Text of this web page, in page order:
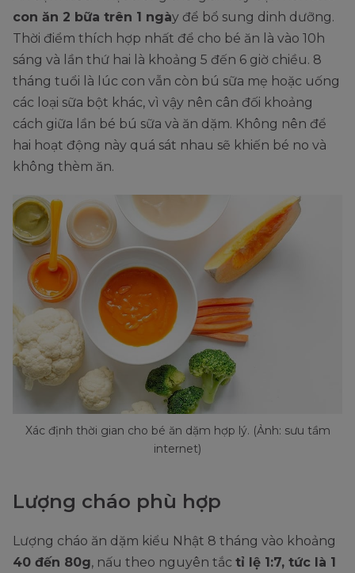
con ăn 2 bữa trên 1 ngày để bổ sung dinh dưỡng.
Thời điểm thích hợp nhất để cho bé ăn là vào 10h
sáng và lần thứ hai là khoảng 5 đến 6 giờ chiều. 8
tháng tuổi là lúc con vẫn còn bú sữa mẹ hoặc uống
các loại sữa bột khác, vì vậy nên cân đối khoảng
cách giữa lần bé bú sữa và ăn dặm. Không nên để
hai hoạt động này quá sát nhau sẽ khiến bé no và
không thèm ăn.
Xác định thời gian cho bé ăn dặm hợp lý. (Ảnh: sưu tầm
internet)
Lượng cháo phù hợp
Lượng cháo ăn dặm kiểu Nhật 8 tháng vào khoảng
40 đến 80g, nấu theo nguyên tắc tỉ lệ 1:7, tức là 1